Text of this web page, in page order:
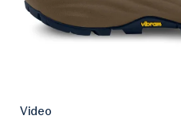
Video